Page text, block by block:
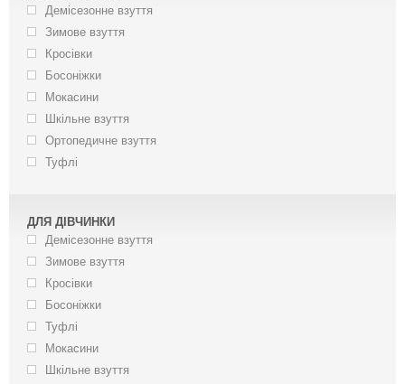
Демісезонне взуття
Зимове взуття
Кросівки
Босоніжки
Мокасини
Шкільне взуття
Ортопедичне взуття
Туфлі
ДЛЯ ДІВЧИНКИ
Демісезонне взуття
Зимове взуття
Кросівки
Босоніжки
Туфлі
Мокасини
Шкільне взуття